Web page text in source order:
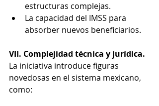
estructuras complejas.
La capacidad del IMSS para
absorber nuevos beneficiarios.
VII. Complejidad técnica y jurídica.
La iniciativa introduce figuras
novedosas en el sistema mexicano,
como: